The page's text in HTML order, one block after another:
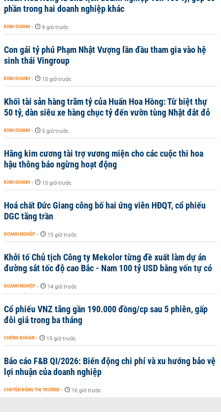
phần trong hai doanh nghiệp khác
KINH DOANH - 9 giờ trước
Con gái tỷ phú Phạm Nhật Vượng lần đầu tham gia vào hệ
sinh thái Vingroup
KINH DOANH - 10 giờ trước
Khối tài sản hàng trăm tỷ của Huấn Hoa Hồng: Từ biệt thự
50 tỷ, dàn siêu xe hàng chục tỷ đến vườn tùng Nhật đắt đỏ
KINH DOANH - 5 giờ trước
Hãng kim cương tài trợ vương miện cho các cuộc thi hoa
hậu thông báo ngừng hoạt động
KINH DOANH - 15 giờ trước
Hoá chất Đức Giang công bố hai ứng viên HĐQT, cổ phiếu
DGC tăng trần
DOANH NGHIỆP - 15 giờ trước
Khởi tố Chủ tịch Công ty Mekolor từng đề xuất làm dự án
đường sắt tốc độ cao Bắc - Nam 100 tỷ USD bằng vốn tự có
DOANH NGHIỆP - 14 giờ trước
Cổ phiếu VNZ tăng gần 190.000 đồng/cp sau 5 phiên, gấp
đôi giá trong ba tháng
CHỨNG KHOÁN - 15 giờ trước
Báo cáo F&B QI/2026: Biến động chi phí và xu hướng bảo vệ
lợi nhuận của doanh nghiệp
CHUYỂN ĐỘNG THỊ TRƯỜNG - 16 giờ trước